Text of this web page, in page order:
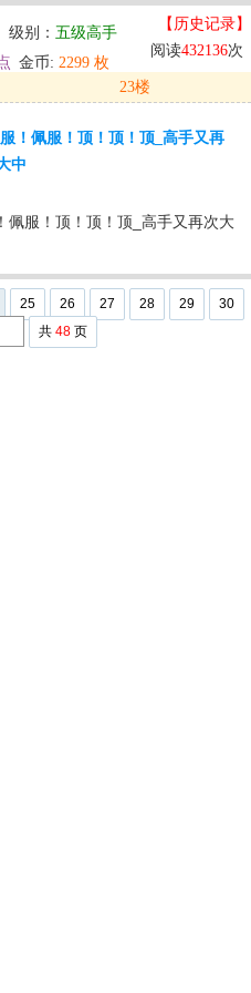
级别： 五级高手
金币: 2299 枚
【历史记录】
阅读432136次
23楼
！佩服！顶！顶！顶_高手又再
中
佩服！顶！顶！顶_高手又再次大
25 26 27 28 29
30
共 48 页